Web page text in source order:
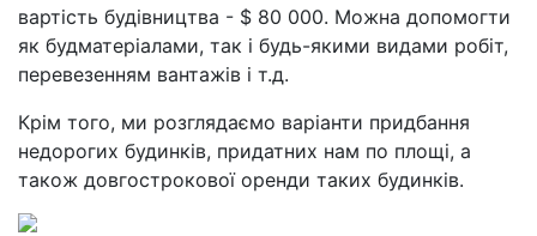
вартість будівництва - $ 80 000. Можна допомогти
як будматеріалами, так і будь-якими видами робіт,
перевезенням вантажів і т.д.
Крім того, ми розглядаємо варіанти придбання
недорогих будинків, придатних нам по площі, а
також довгострокової оренди таких будинків.